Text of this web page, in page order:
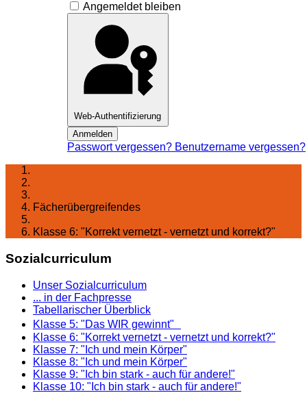
Angemeldet bleiben
Web-Authentifizierung
Anmelden
Passwort vergessen? Benutzername vergessen?
Fächerübergreifendes
Klasse 6: "Korrekt vernetzt - vernetzt und korrekt?"
Sozialcurriculum
Unser Sozialcurriculum
... in der Fachpresse
Tabellarischer Überblick
Klasse 5: "Das WIR gewinnt"
Klasse 6: "Korrekt vernetzt - vernetzt und korrekt?"
Klasse 7: "Ich und mein Körper"
Klasse 8: "Ich und mein Körper"
Klasse 9: "Ich bin stark - auch für andere!"
Klasse 10: "Ich bin stark - auch für andere!"